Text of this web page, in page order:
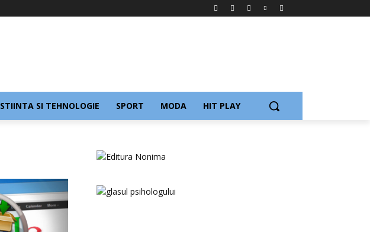
STIINTA SI TEHNOLOGIE SPORT MODA HIT PLAY